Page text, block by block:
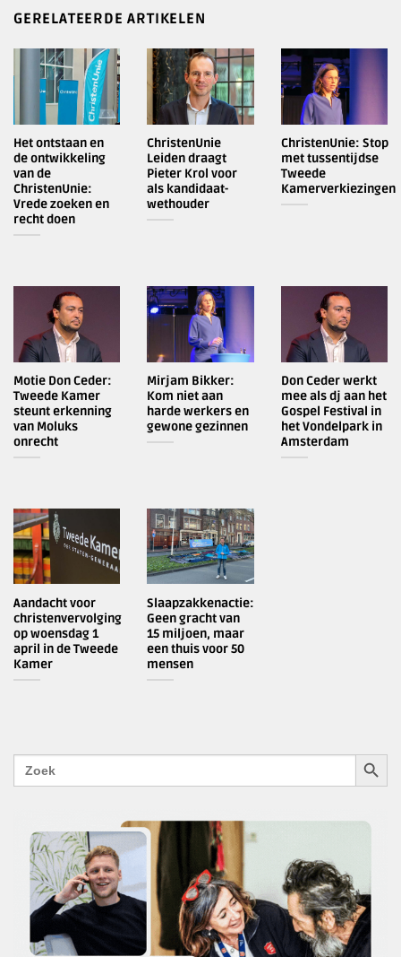
GERELATEERDE ARTIKELEN
Het ontstaan en
de ontwikkeling
van de
ChristenUnie:
Vrede zoeken en
recht doen
ChristenUnie
Leiden draagt
Pieter Krol voor
als kandidaat-
wethouder
ChristenUnie: Stop
met tussentijdse
Tweede
Kamerverkiezingen
Motie Don Ceder:
Tweede Kamer
steunt erkenning
van Moluks
onrecht
Mirjam Bikker:
Kom niet aan
harde werkers en
gewone gezinnen
Don Ceder werkt
mee als dj aan het
Gospel Festival in
het Vondelpark in
Amsterdam
Aandacht voor
christenvervolging
op woensdag 1
april in de Tweede
Kamer
Slaapzakkenactie:
Geen gracht van
15 miljoen, maar
een thuis voor 50
mensen
Zoek
naar: